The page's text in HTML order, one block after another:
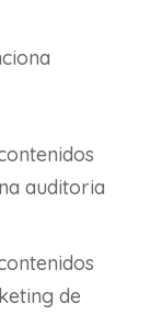
auditoria
de